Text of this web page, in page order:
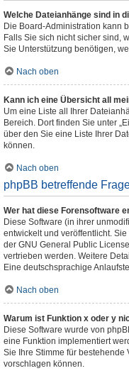
Welche Dateianhänge sind in
Die Board-Administration kann
Falls Sie sich nicht sicher sind,
Sie Unterstützung benötigen,
Nach oben
Kann ich eine Übersicht all
Um eine Liste all Ihrer
Bereich. Dort finden Sie unter
über den Sie eine Liste Ihrer
können.
Nach oben
phpBB betreffende
Wer hat diese Forensoftware
Diese Software (in ihrer
entwickelt und veröffentlicht.
der GNU General Public
vertrieben werden. Weitere
Eine deutschsprachige
Nach oben
Warum ist Funktion x oder y
Diese Software wurde von
eine Funktion implementiert
Sie Ihre Stimme für
vorschlagen können.